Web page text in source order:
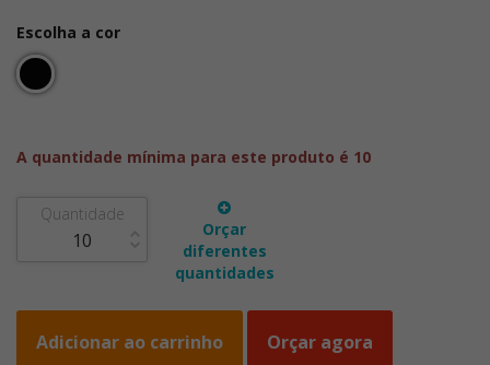
Escolha a cor
A quantidade mínima para este produto é 10
Quantidade
Orçar
diferentes
quantidades
Adicionar ao carrinho Orçar agora